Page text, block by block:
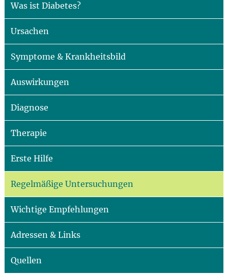
Was ist Diabetes?
Ursachen
Symptome & Krankheitsbild
Auswirkungen
Diagnose
Therapie
Erste Hilfe
Regelmäßige Untersuchungen
Wichtige Empfehlungen
Adressen & Links
Quellen